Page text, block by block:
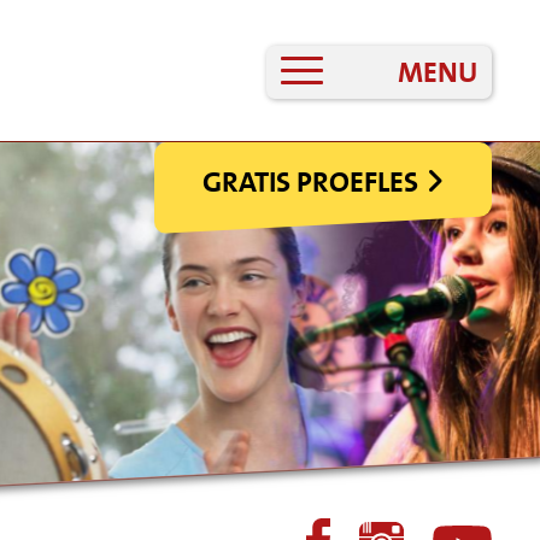
MENU
GRATIS PROEFLES